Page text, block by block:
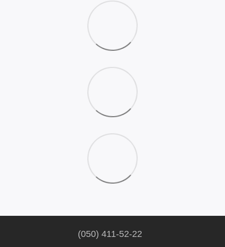
(050) 411-52-22